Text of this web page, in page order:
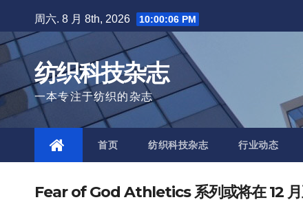
to
content
周六. 8 月 8th, 2026 10:00:07 PM
纺织科技杂志
一本专注于纺织的杂志
首页 纺织科技杂志 行业动态
Fear of God Athletics 系列或将在 12 月